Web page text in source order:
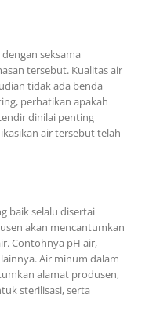
seksama
tersebut. Kualitas air
tidak ada benda
perhatikan apakah
dinilai penting
air tersebut telah
baik selalu disertai
akan mencantumkan
Contohnya pH air,
Air minum dalam
alamat produsen,
sterilisasi, serta